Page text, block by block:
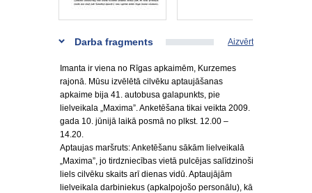
Darba fragments Aizvērt
Imanta ir viena no Rīgas apkaimēm, Kurzemes
rajonā. Mūsu izvēlētā cilvēku aptaujāšanas
apkaime bija 41. autobusa galapunkts, pie
lielveikala „Maxima”. Anketēšana tikai veikta 2009.
gada 10. jūnijā laikā posmā no plkst. 12.00 –
14.20.
Aptaujas maršruts: Anketēšanu sākām lielveikalā
„Maxima”, jo tirdzniecības vietā pulcējas salīdzinoši
liels cilvēku skaits arī dienas vidū. Aptaujājām
lielveikala darbiniekus (apkalpojošo personālu), kā